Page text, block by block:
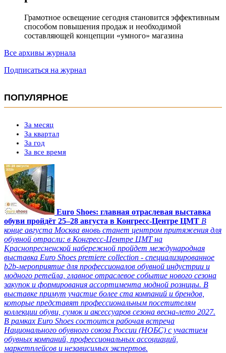
Грамотное освещение сегодня становится эффективным
способом повышения продаж и необходимой
составляющей концепции «умного» магазина
Все архивы журнала
Подписаться на журнал
ПОПУЛЯРНОЕ
За месяц
За квартал
За год
За все время
Euro Shoes: главная отраслевая выставка
обуви пройдёт 25–28 августа в Конгресс‑Центре ЦМТ В
конце августа Москва вновь станет центром притяжения для
обувной отрасли: в Конгресс-Центре ЦМТ на
Краснопресненской набережной пройдет международная
выставка Euro Shoes premiere collection - специализированное
b2b-мероприятие для профессионалов обувной индустрии и
модного ретейла, главное отраслевое событие нового сезона
закупок и формирования ассортимента модной розницы. В
выставке примут участие более ста компаний и брендов,
которые представят профессиональным посетителям
коллекции обуви, сумок и аксессуаров сезона весна-лето 2027.
В рамках Euro Shoes состоится рабочая встреча
Национального обувного союза России (НОБС) с участием
обувных компаний, профессиональных ассоциаций,
маркетплейсов и независимых экспертов.